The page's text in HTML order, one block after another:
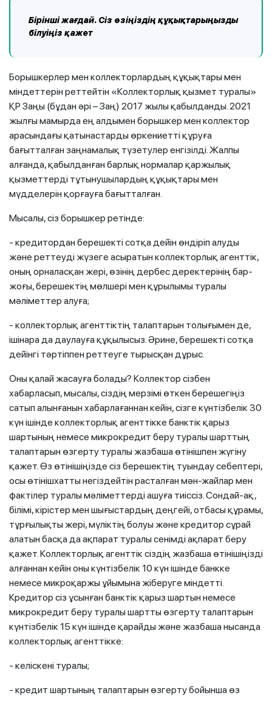
Бірінші жағдай. Сіз өзіңіздің құқықтарыңызды
білуіңіз қажет
Борышкерлер мен коллекторлардың құқықтары мен
міндеттерін реттейтін «Коллекторлық қызмет туралы»
ҚР Заңы (бұдан әрі – Заң) 2017 жылы қабылданды. 2021
жылғы мамырда ең алдымен борышкер мен коллектор
арасындағы қатынастарды өркениетті құруға
бағытталған заңнамалық түзетулер енгізілді. Жалпы
алғанда, қабылданған барлық нормалар қаржылық
қызметтерді тұтынушылардың құқықтары мен
мүдделерін қорғауға бағытталған.
Мысалы, сіз борышкер ретінде:
- кредитордан берешекті сотқа дейін өндіріп алуды
және реттеуді жүзеге асыратын коллекторлық агенттік,
оның орналасқан жері, өзінің дербес деректерінің бар-
жоғы, берешектің мөлшері мен құрылымы туралы
мәліметтер алуға;
- коллекторлық агенттіктің талаптарын толығымен де,
ішінара да даулауға құқылысыз. Әрине, берешекті сотқа
дейінгі тәртіппен реттеуге тырысқан дұрыс.
Оны қалай жасауға болады? Коллектор сізбен
хабарласып, мысалы, сіздің мерзімі өткен берешегіңіз
сатып алынғанын хабарлағаннан кейін, сізге күнтізбелік 30
күн ішінде коллекторлық агенттікке банктік қарыз
шартының немесе микрокредит беру туралы шарттың
талаптарын өзгерту туралы жазбаша өтінішпен жүгіну
қажет. Өз өтінішіңізде сіз берешектің туындау себептері,
осы өтінішхатты негіздейтін расталған мән-жайлар мен
фактілер туралы мәліметтерді ашуға тиіссіз. Сондай-ақ,
білімі, кірістер мен шығыстардың деңгейі, отбасы құрамы,
тұрғылықты жері, мүліктің болуы және кредитор сұрай
алатын басқа да ақпарат туралы сенімді ақпарат беру
қажет. Коллекторлық агенттік сіздің жазбаша өтінішіңізді
алғаннан кейін оны күнтізбелік 10 күн ішінде банкке
немесе микроқаржы ұйымына жіберуге міндетті.
Кредитор сіз ұсынған банктік қарыз шартын немесе
микрокредит беру туралы шартты өзгерту талаптарын
күнтізбелік 15 күн ішінде қарайды және жазбаша нысанда
коллекторлық агенттікке:
- келіскені туралы;
- кредит шартының талаптарын өзгерту бойынша өз